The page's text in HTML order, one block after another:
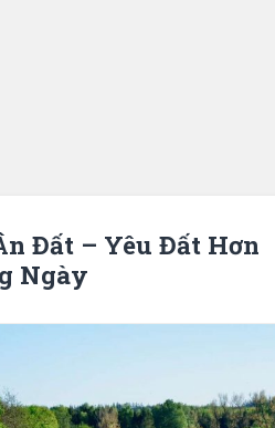
Đất – Yêu Đất Hơn
Ngày